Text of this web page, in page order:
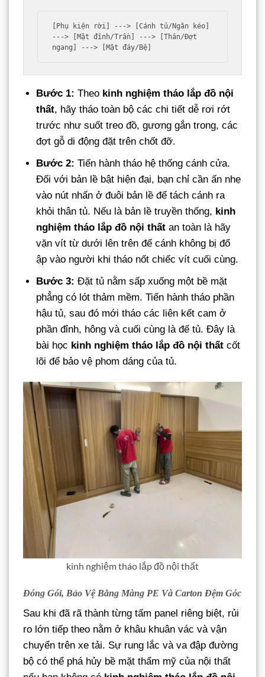
[Phụ kiện rời] ---> [Cánh tủ/Ngăn kéo]
---> [Mặt đỉnh/Trần] ---> [Thân/Đợt
Bước 1: Theo kinh nghiệm tháo lắp đồ nội
thất, hãy tháo toàn bộ các chi tiết dễ rơi rớt
trước như suốt treo đồ, gương gắn trong, các
đợt gỗ di động đặt trên chốt đỡ.
Bước 2: Tiến hành tháo hệ thống cánh cửa.
Đối với bản lề bật hiện đại, bạn chỉ cần ấn nhẹ
vào nút nhấn ở đuôi bản lề để tách cánh ra
khỏi thân tủ. Nếu là bản lề truyền thống, kinh
nghiệm tháo lắp đồ nội thất an toàn là hãy
vặn vít từ dưới lên trên để cánh không bị đổ
ập vào người khi tháo nốt chiếc vít cuối cùng.
Bước 3: Đặt tủ nằm sấp xuống một bề mặt
phẳng có lót thảm mềm. Tiến hành tháo phần
hậu tủ, sau đó mới tháo các liên kết cam ở
phần đỉnh, hông và cuối cùng là đế tủ. Đây là
bài học kinh nghiệm tháo lắp đồ nội thất cốt
lõi để bảo vệ phom dáng của tủ.
kinh nghiệm tháo lắp đồ nội thất
Đóng Gói, Bảo Vệ Bằng Màng PE Và Carton Đệm Góc
Sau khi đã rã thành từng tấm panel riêng biệt, rủi
ro lớn tiếp theo nằm ở khâu khuân vác và vận
chuyển trên xe tải. Sự rung lắc và va đập đường
bộ có thể phá hủy bề mặt thẩm mỹ của nội thất